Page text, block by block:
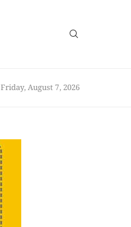
Friday, August 7, 2026